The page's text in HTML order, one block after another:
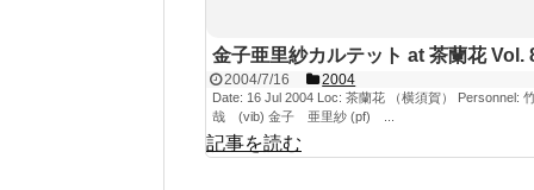
金子亜里紗カルテット at 茶蘭花 Vol.
2004/7/16 2004
Date: 16 Jul 2004 Loc: 茶蘭花 （横須賀） Personnel:
哉 (vib) 金子 亜里紗 (pf) ...
記事を読む